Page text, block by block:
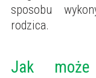
sposobu
rodzica.
Jak może